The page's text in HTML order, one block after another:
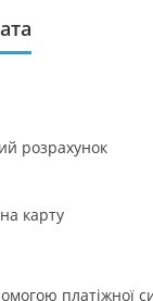
розрахунок
карту
платіжної